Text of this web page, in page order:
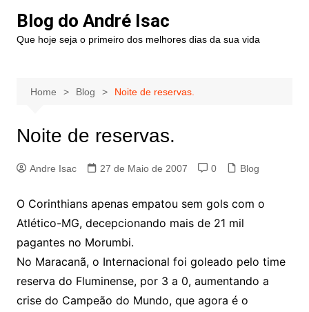
Blog do André Isac
Que hoje seja o primeiro dos melhores dias da sua vida
Home Blog Noite de reservas.
Noite de reservas.
Andre Isac 27 de Maio de 2007 0 Blog
O Corinthians apenas empatou sem gols com o
Atlético-MG, decepcionando mais de 21 mil
pagantes no Morumbi.
No Maracanã, o Internacional foi goleado pelo time
reserva do Fluminense, por 3 a 0, aumentando a
crise do Campeão do Mundo, que agora é o